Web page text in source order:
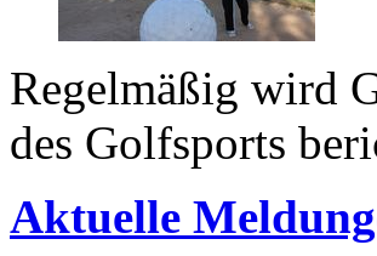
Regelmäßig wird
des Golfsports
Aktuelle